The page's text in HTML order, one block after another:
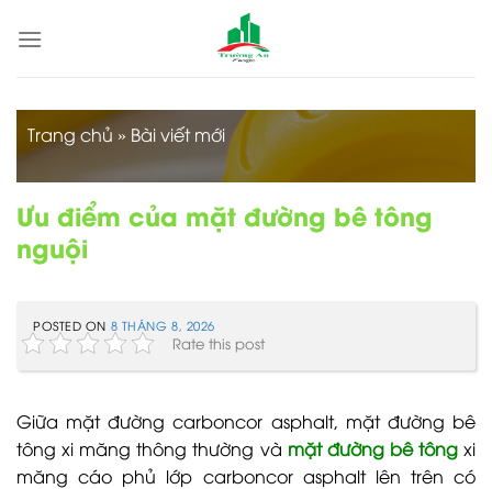
Trang chủ » Bài viết mới
Ưu điểm của mặt đường bê tông
nguội
POSTED ON 8 THÁNG 8, 2026
Rate this post
Giữa mặt đường carboncor asphalt, mặt đường bê
tông xi măng thông thường và mặt đường bê tôngxi
măng cáo phủ lớp carboncor asphalt lên trên có